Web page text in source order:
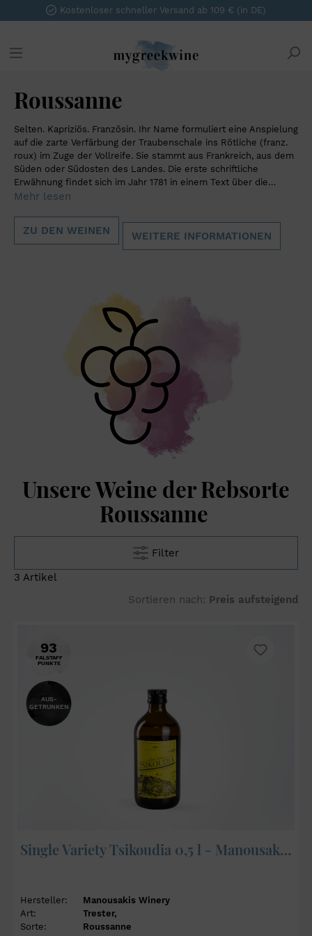
Kostenloser schneller Versand ab 109 € (in DE)
Roussanne
Selten. Kapriziös. Französin. Ihr Name formuliert eine Anspielung
auf die zarte Verfärbung der Traubenschale ins Rötliche (franz.
roux) im Zuge der Vollreife. Sie stammt aus Frankreich, aus dem
Süden oder Südosten des Landes. Die erste schriftliche
Erwähnung findet sich im Jahr 1781 in einem Text über die
Weißweinreben in Hermitage. Die Roussanne gilt als äußerst
Grund liegt in ihrer prätentiösen Gesinnung. Sie bringt nur
unregelmäßige Erträge, ist anfällig für Rebkrankheiten und
Windbruch und gerät deswegen im Vergleich zu ihrer
launischen Französin als Herausforderung auf. Denn sie bringt
im Vergleich zur Marsanne die weit edleren und komplexeren
Weine hervor. Weißweine aus der Roussanne richten sich an
anspruchsvolle Weingenießer, die weite Wege auf sich nehmen.
Die Bestände sind gering, die Zahl der Eingeweihten steigt – nur
Kreativität, Mut, Geduld und Entschlossenheit führen zum Ziel.
Mehr lesen
ZU DEN WEINEN WEITERE INFORMATIONEN
Unsere Weine der Rebsorte
Roussanne
Filter
3 Artikel
93
FALSTAFF
PUNKTE
AUS-
GETRUNKEN
Single Variety Tsikoudia 0,5 l - Manousakis Winery
Hersteller:
Manousakis Winery
Art:
Trester,
Sorte:
Roussanne